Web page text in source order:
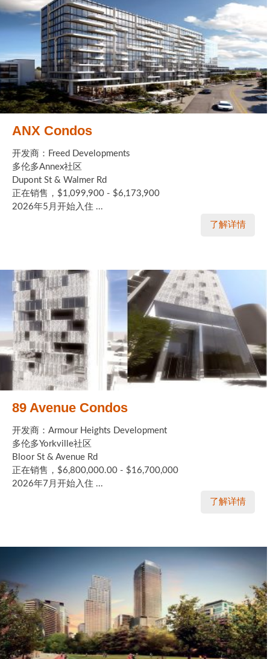
ANX Condos
开发商：Freed Developments
多伦多Annex社区
Dupont St & Walmer Rd
正在销售，$1,099,900 - $6,173,900
2026年5月开始入住 ...
了解详情
89 Avenue Condos
开发商：Armour Heights Development
多伦多Yorkville社区
Bloor St & Avenue Rd
正在销售，$6,800,000.00 - $16,700,000
2026年7月开始入住 ...
了解详情